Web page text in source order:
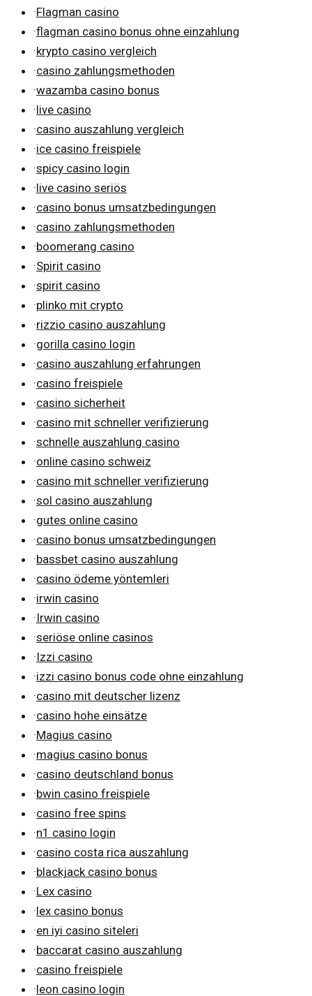
·Flagman casino
·flagman casino bonus ohne einzahlung
·krypto casino vergleich
·casino zahlungsmethoden
·wazamba casino bonus
·live casino
·casino auszahlung vergleich
·ice casino freispiele
·spicy casino login
·live casino seriös
·casino bonus umsatzbedingungen
·casino zahlungsmethoden
·boomerang casino
·Spirit casino
·spirit casino
·plinko mit crypto
·rizzio casino auszahlung
·gorilla casino login
·casino auszahlung erfahrungen
·casino freispiele
·casino sicherheit
·casino mit schneller verifizierung
·schnelle auszahlung casino
·online casino schweiz
·casino mit schneller verifizierung
·sol casino auszahlung
·gutes online casino
·casino bonus umsatzbedingungen
·bassbet casino auszahlung
·casino ödeme yöntemleri
·irwin casino
·Irwin casino
·seriöse online casinos
·Izzi casino
·izzi casino bonus code ohne einzahlung
·casino mit deutscher lizenz
·casino hohe einsätze
·Magius casino
·magius casino bonus
·casino deutschland bonus
·bwin casino freispiele
·casino free spins
·n1 casino login
·casino costa rica auszahlung
·blackjack casino bonus
·Lex casino
·lex casino bonus
·en iyi casino siteleri
·baccarat casino auszahlung
·casino freispiele
·leon casino login